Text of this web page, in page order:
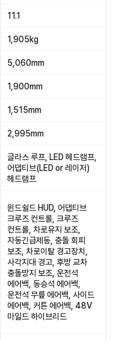
11.1
1,905kg
5,060mm
1,900mm
1,515mm
2,995mm
글라스 루프, LED 헤드램프,
어댑티브(LED or 레이저)
헤드램프
윈드쉴드 HUD, 어댑티브
크루즈 컨트롤, 크루즈
컨트롤, 차로유지 보조,
자동긴급제동, 충돌 회피
보조, 차로이탈 경고장치,
사각지대 경고, 후방 교차
충돌방지 보조, 운전석
에어백, 동승석 에어백,
운전석 무릎 에어백, 사이드
에어백, 커튼 에어백, 48V
마일드 하이브리드